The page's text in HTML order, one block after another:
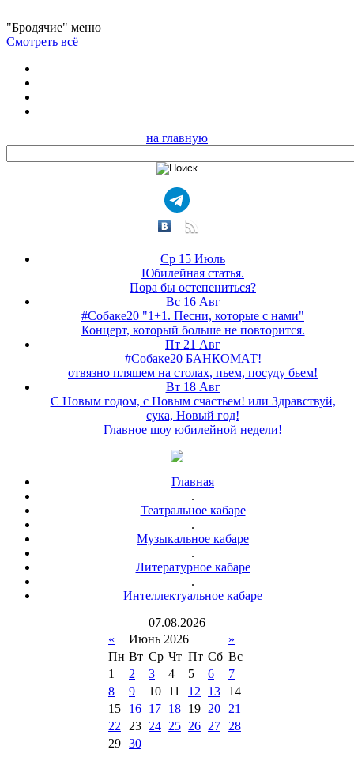
"Бродячие" меню
Смотреть всё
на главную
Ср 15 Июль
Юбилейная статья.
Пора бы остепениться?
Вс 16 Авг
#Собаке20 "1+1. Песни, которые с нами"
Концерт, который больше не повторится.
Пт 21 Авг
#Собаке20 БАНКОМАТ!
отвязно пляшем на столах, пьем, посуду бьем!
Вт 18 Авг
С Новым годом, с Новым счастьем! или Здравствуй,
сука, Новый год!
Главное шоу юбилейной недели!
Главная
.
Театральное кабаре
.
Музыкальное кабаре
.
Литературное кабаре
.
Интеллектуальное кабаре
07.08.2026
«
Июнь 2026
»
Пн Вт Ср Чт Пт Сб Вс
1
2 3 4 5 6
7
8
9 10 11 12 13
14
15
16 17 18 19 20
21
22
23 24 25 26 27
28
29 30